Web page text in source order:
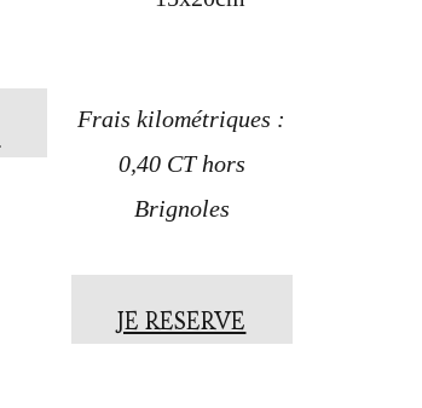
Frais kilométriques :
0,40 CT hors
Brignoles
JE RESERVE